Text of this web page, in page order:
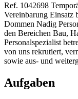
Ref. 1042698
Vereinbarung Einsatz
Dommen Nadig
den Bereichen Bau,
Personalspezialist
von uns rekrutiert,
sowie aus- und
Aufgaben